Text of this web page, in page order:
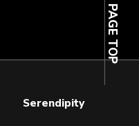
PAGE TOP
Serendipity